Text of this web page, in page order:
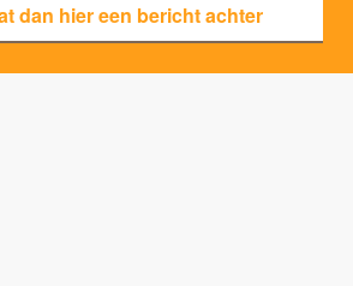
VIM
dan hier een bericht achter